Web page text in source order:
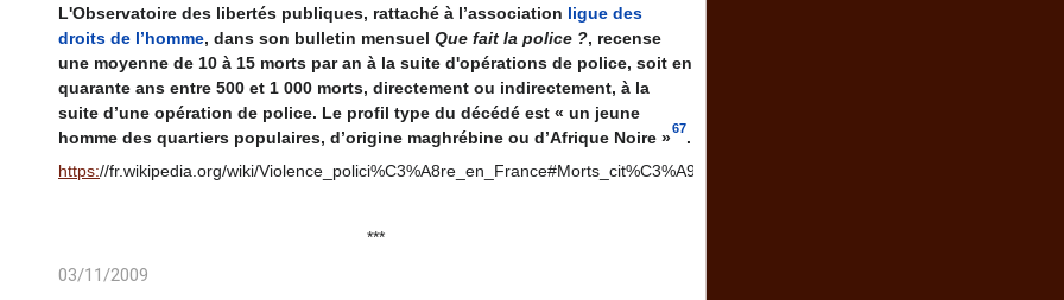
L'Observatoire des libertés publiques, rattaché à l’association ligue des
droits de l’homme, dans son bulletin mensuel Que fait la police ?, recense
une moyenne de 10 à 15 morts par an à la suite d'opérations de police, soit en
quarante ans entre 500 et 1 000 morts, directement ou indirectement, à la
suite d’une opération de police. Le profil type du décédé est « un jeune
homme des quartiers populaires, d’origine maghrébine ou d’Afrique Noire »67.
https://fr.wikipedia.org/wiki/
***
03/11/2009